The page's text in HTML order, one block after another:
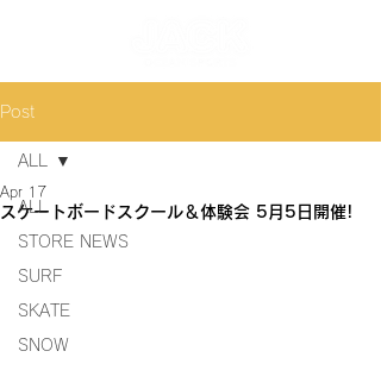
Post
ALL
STORE NEWS
SURF
SKATE
SNOW
ALL
スケートボードスクール＆体験会 5月5日開催!
Apr 17